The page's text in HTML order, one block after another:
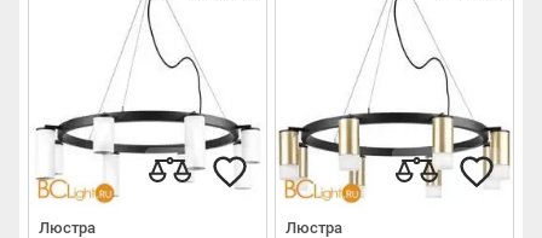
Люстра
Люстра